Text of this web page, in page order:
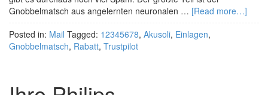
Gnobbelmatsch aus angelernten neuronalen … [Read more…]
Posted in: Mail Tagged: 12345678, Akusoli, Einlagen,
Gnobbelmatsch, Rabatt, Trustpilot